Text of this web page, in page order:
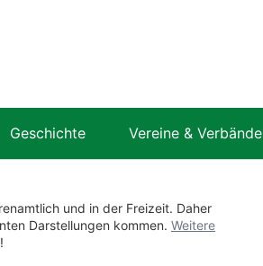
Geschichte Vereine & Verbände
und in der Freizeit. Daher
Darstellungen kommen. Weitere